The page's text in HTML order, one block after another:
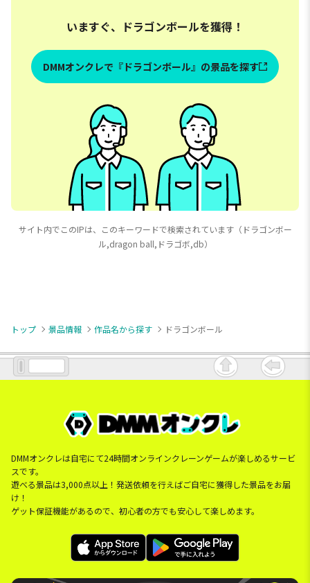
いますぐ、ドラゴンボールを獲得！
DMMオンクレで『ドラゴンボール』の景品を探す
サイト内でこのIPは、このキーワードで検索されています（ドラゴンボー
ル,dragon ball,ドラゴボ,db）
トップ 景品情報 作品名から探す ドラゴンボール
DMMオンクレは自宅にて24時間オンラインクレーンゲームが楽しめるサービ
スです。
遊べる景品は3,000点以上！発送依頼を行えばご自宅に獲得した景品をお届
け！
ゲット保証機能があるので、初心者の方でも安心して楽しめます。